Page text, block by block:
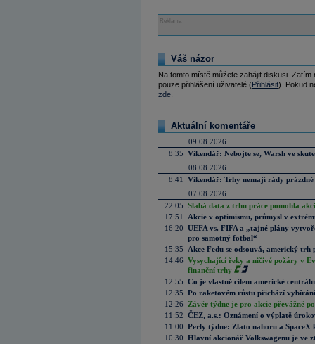
Reklama
Váš názor
Na tomto místě můžete zahájit diskusi.
pouze přihlášení uživatelé (Přihlásit). Pokud
zde
Aktuální komentáře
09.08.2026
8:35 Víkendář: Nebojte se, Warsh ve
08.08.2026
8:41
Víkendář: Trhy nemají rády prázdné
07.08.2026
22:05 Slabá data z trhu práce pomohla
17:51
Akcie v optimismu, průmysl v
16:20 UEFA vs. FIFA a „tajné plány
pro samotný fotbal“
15:35
Akce Fedu se odsouvá, americký
14:46 Vysychající řeky a ničivé požáry v
finanční trhy
12:55 Co je vlastně cílem americké
12:35 Po raketovém růstu přichází
12:26
Závěr týdne je pro akcie převážně
11:52 ČEZ, a.s.: Oznámení o výplatě
11:00 Perly týdne: Zlato nahoru a SpaceX
10:30 Hlavní akcionář Volkswagenu je ve